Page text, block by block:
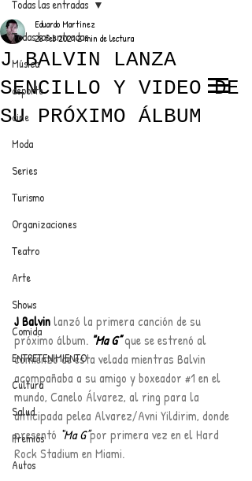
ANUNCIATE CON NOSOTROS
PARA MÁS INFORMACIÓN:
dinamicaseltrendytop@gmail.com
EL TRENDY TOP
CON EDDY MARTINEZ
Todas las entradas
Música
deporte
cine
Moda
Series
Turismo
Organizaciones
Teatro
Arte
Shows
Comida
ENTRETENIMIENTO
Cultura
Salud
Premios
Autos
Todas las entradas
J BALVIN LANZA
SENCILLO Y VIDEO DE
SU PRÓXIMO ÁLBUM
Eduardo Martínez
28 feb 20212 min de lectura
J Balvin lanzó la primera canción de su
próximo álbum. "Ma G” que se estrenó al
comienzo de esta velada mientras Balvin
acompañaba a su amigo y boxeador #1 en el
mundo, Canelo Álvarez, al ring para la
anticipada pelea Alvarez/Avni Yildirim, donde
presentó “Ma G”por primera vez en el Hard
Rock Stadium en Miami.